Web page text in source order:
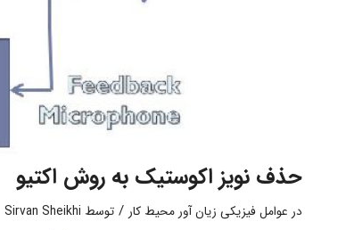
حذف نویز اکوستیک به روش اکتیو
در عوامل فیزیکی زیان آور محیط کار / توسط Sirvan Sheikhi